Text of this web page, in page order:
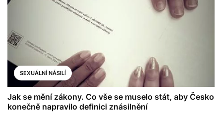
SEXUÁLNÍ NÁSILÍ
Jak se mění zákony. Co vše se muselo stát, aby Česko
konečně napravilo definici znásilnění